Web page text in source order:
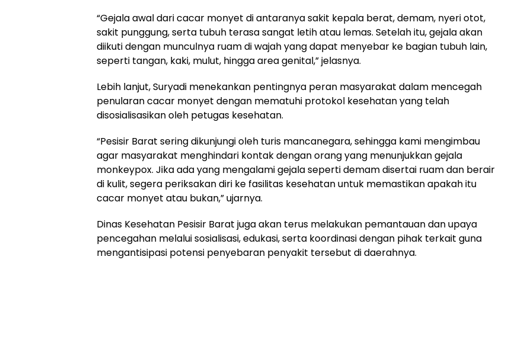
“Gejala awal dari cacar monyet di antaranya sakit kepala berat, demam, nyeri otot,
sakit punggung, serta tubuh terasa sangat letih atau lemas. Setelah itu, gejala akan
diikuti dengan munculnya ruam di wajah yang dapat menyebar ke bagian tubuh lain,
seperti tangan, kaki, mulut, hingga area genital,” jelasnya.
Lebih lanjut, Suryadi menekankan pentingnya peran masyarakat dalam mencegah
penularan cacar monyet dengan mematuhi protokol kesehatan yang telah
disosialisasikan oleh petugas kesehatan.
“Pesisir Barat sering dikunjungi oleh turis mancanegara, sehingga kami mengimbau
agar masyarakat menghindari kontak dengan orang yang menunjukkan gejala
monkeypox. Jika ada yang mengalami gejala seperti demam disertai ruam dan berair
di kulit, segera periksakan diri ke fasilitas kesehatan untuk memastikan apakah itu
cacar monyet atau bukan,” ujarnya.
Dinas Kesehatan Pesisir Barat juga akan terus melakukan pemantauan dan upaya
pencegahan melalui sosialisasi, edukasi, serta koordinasi dengan pihak terkait guna
mengantisipasi potensi penyebaran penyakit tersebut di daerahnya.